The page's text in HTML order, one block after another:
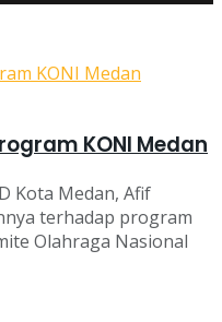
KONI Medan
Kota Medan, Afif
terhadap program
Olahraga Nasional